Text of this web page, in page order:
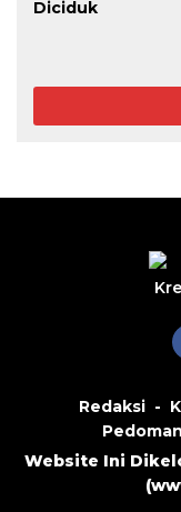
Diciduk
Redaksi
Website Ini
(